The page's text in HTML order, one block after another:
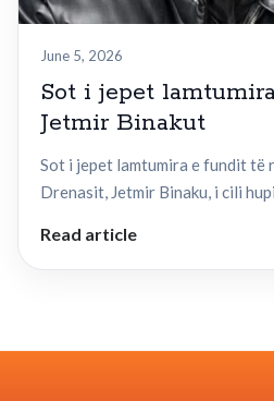
June 5, 2026
Sot i jepet
Jetmir Binakut
Sot i jepet lamtumira e fundit të
Drenasit, Jetmir Binaku, i cili
Read article